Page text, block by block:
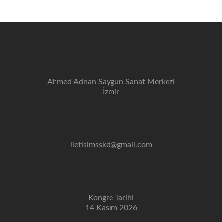
Ahmed Adnan Saygun Sanat Merkezi
İzmir
iletisimsskd@gmail.com
Kongre Tarihi
14 Kasım 2026